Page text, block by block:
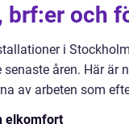
brf:er och
i
åren. Här är
av arbeten som
elkomfort